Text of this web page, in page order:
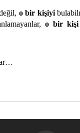
o bir kişiyi
o bir kişi